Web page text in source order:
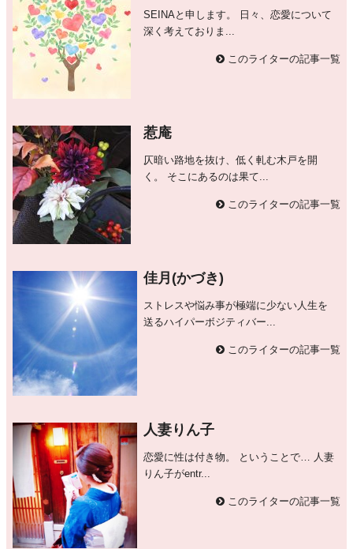
SEINAと申します。 日々、恋愛について
深く考えておりま...
このライターの記事一覧
惹庵
仄暗い路地を抜け、低く軋む木戸を開
く。 そこにあるのは果て...
このライターの記事一覧
佳月(かづき)
ストレスや悩み事が極端に少ない人生を
送るハイパーボジティバー...
このライターの記事一覧
人妻りん子
恋愛に性は付き物。 ということで… 人妻
りん子がentr...
このライターの記事一覧